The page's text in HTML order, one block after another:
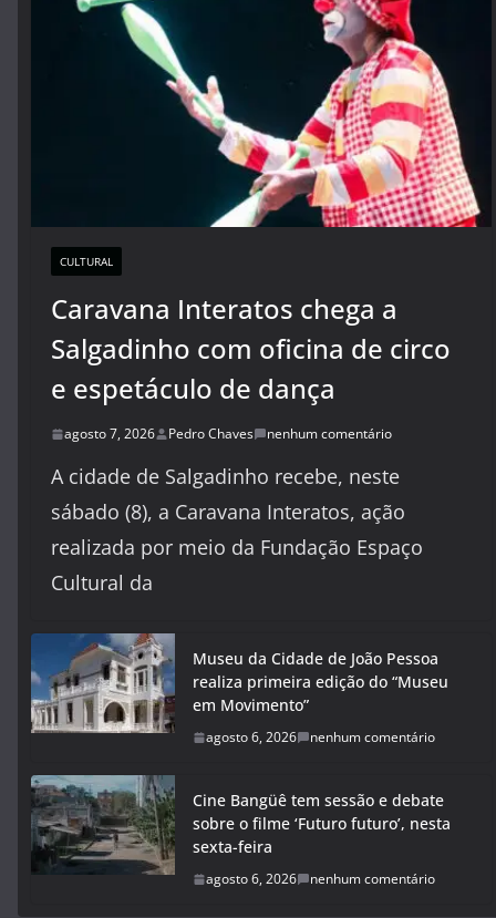
CULTURAL
Caravana Interatos chega a
Salgadinho com oficina de circo
e espetáculo de dança
agosto 7, 2026 Pedro Chaves nenhum comentário
A cidade de Salgadinho recebe, neste
sábado (8), a Caravana Interatos, ação
realizada por meio da Fundação Espaço
Cultural da
Museu da Cidade de João Pessoa
realiza primeira edição do “Museu
em Movimento”
agosto 6, 2026 nenhum comentário
Cine Bangüê tem sessão e debate
sobre o filme ‘Futuro futuro’, nesta
sexta-feira
agosto 6, 2026 nenhum comentário